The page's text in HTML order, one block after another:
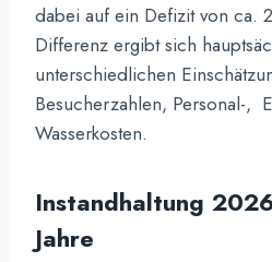
dabei auf ein Defizit von ca.
Differenz ergibt sich
unterschiedlichen
Besucherzahlen, Personal-,
Wasserkosten.
Instandhaltung
Jahre